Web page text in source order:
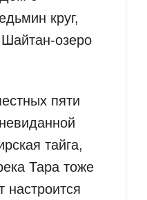
круг,
Шайтан-озеро
пяти
тайга,
Тара тоже
настроится